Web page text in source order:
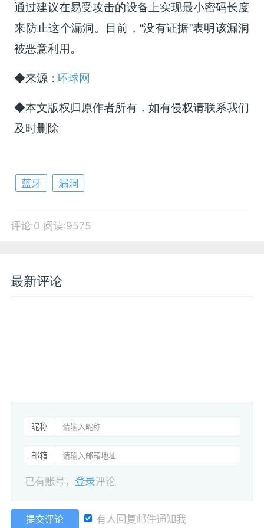
通过建议在易受攻击的设备上实现最小密码长度
来防止这个漏洞。目前，“没有证据”表明该漏洞
被恶意利用。
◆来源：环球网
◆本文版权归原作者所有，如有侵权请联系我们
及时删除
蓝牙 漏洞
评论:0 阅读:9575
最新评论
昵称
邮箱
已有账号，登录评论
提交评论 有人回复邮件通知我